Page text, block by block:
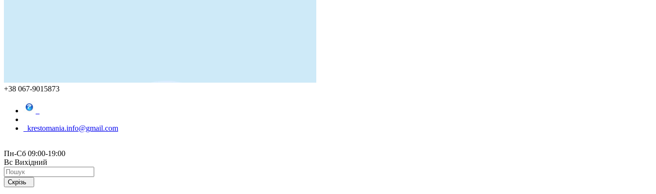
+38 067-9015873
krestomania.info@gmail.com
Пн-Сб 09:00-19:00
Вс Вихідний
Скрізь